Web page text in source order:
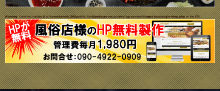
Warning: Undefined variable $i in/home/daisuke1102/public_html/bodycare-net.com/wp/wp-content/themes/ecco/single-shop.phpon line679